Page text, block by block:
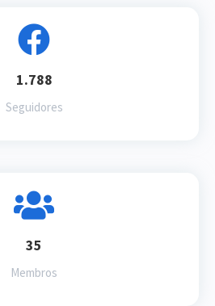
1.788
Seguidores
35
Membros